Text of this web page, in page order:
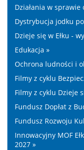
Działania w sprawie
Dystrybucja jodku
Dzieje się w Ełku -
Edukacja »
Ochrona ludności i
Filmy z cyklu
Filmy z cyklu Dzieje
Fundusz Dopłat z
Fundusz Rozwoju
Innowacyjny MOF
2027 »